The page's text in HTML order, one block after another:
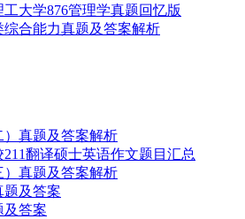
工大学876管理学真题回忆版
综合能力真题及答案解析
）真题及答案解析
211翻译硕士英语作文题目汇总
）真题及答案解析
题及答案
及答案